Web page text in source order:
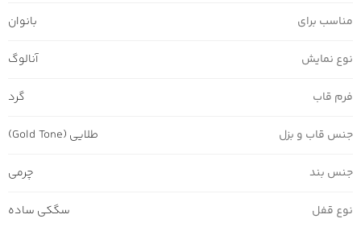
مناسب برای بانوان
نوع نمایش آنالوگ
فرم قاب گرد
جنس قاب و بزل طلایی (Gold Tone)
جنس بند چرمی
نوع قفل سگکی ساده